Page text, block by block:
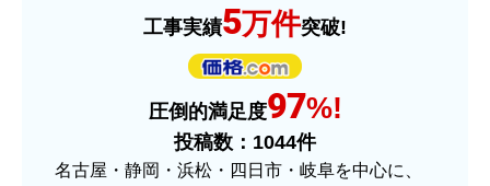
商品の梱包は必要十分なものでしたか？
またこのショップを利用したいですか？
はい
工事実績5万件突破!
圧倒的満足度97%!
投稿数： 1044件
名古屋・静岡・浜松・四日市・岐阜を中心に、